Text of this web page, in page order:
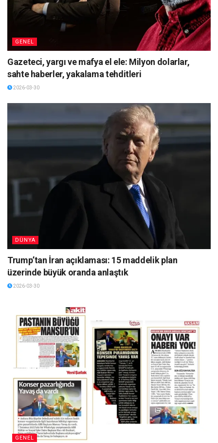
GENEL
Gazeteci, yargı ve mafya el ele: Milyon dolarlar,
sahte haberler, yakalama tehditleri
2026-03-30
DÜNYA
Trump’tan İran açıklaması: 15 maddelik plan
üzerinde büyük oranda anlaştık
2026-03-30
GENEL